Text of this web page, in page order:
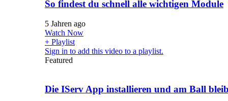
So findest du schnell alle wichtigen Module
5 Jahren ago
Watch Now
+ Playlist
Sign in to add this video to a playlist.
Featured
Die IServ App installieren und am Ball